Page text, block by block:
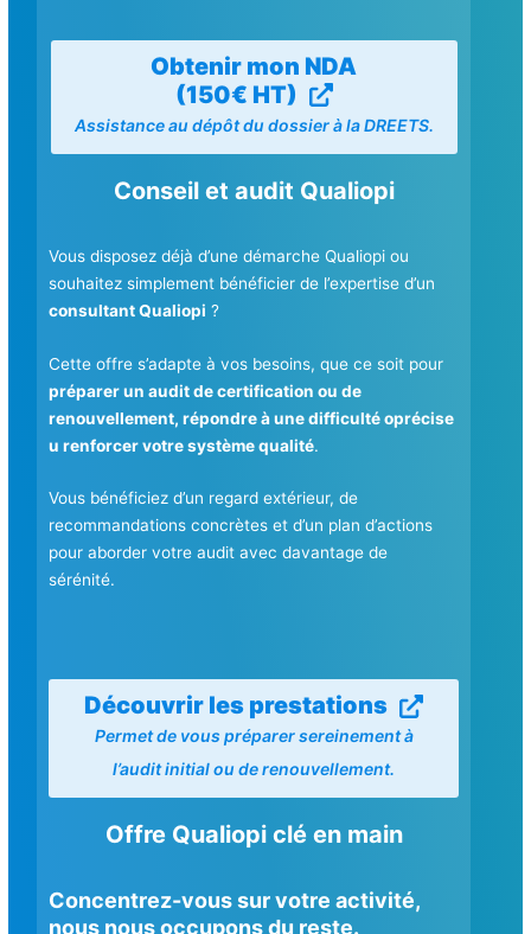
Obtenir mon NDA
(150€ HT)
Assistance au dépôt du dossier à la DREETS.
Conseil et audit Qualiopi
Vous disposez déjà d’une démarche Qualiopi ou
souhaitez simplement bénéficier de l’expertise d’un
consultant Qualiopi ?
Cette offre s’adapte à vos besoins, que ce soit pour
préparer un audit de certification ou de
renouvellement, répondre à une difficulté oprécise
u renforcer votre système qualité.
Vous bénéficiez d’un regard extérieur, de
recommandations concrètes et d’un plan d’actions
pour aborder votre audit avec davantage de
sérénité.
Découvrir les prestations
Permet de vous préparer sereinement à
l’audit initial ou de renouvellement.
Offre Qualiopi clé en main
Concentrez-vous sur votre activité,
nous nous occupons du reste.